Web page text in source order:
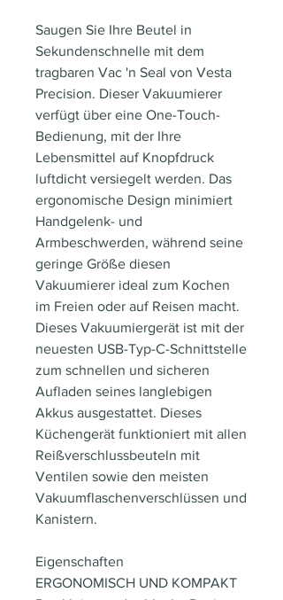
Saugen Sie Ihre Beutel in
Sekundenschnelle mit dem
tragbaren Vac 'n Seal von Vesta
Precision. Dieser Vakuumierer
verfügt über eine One-Touch-
Bedienung, mit der Ihre
Lebensmittel auf Knopfdruck
luftdicht versiegelt werden. Das
ergonomische Design minimiert
Handgelenk- und
Armbeschwerden, während seine
geringe Größe diesen
Vakuumierer ideal zum Kochen
im Freien oder auf Reisen macht.
Dieses Vakuumiergerät ist mit der
neuesten USB-Typ-C-Schnittstelle
zum schnellen und sicheren
Aufladen seines langlebigen
Akkus ausgestattet. Dieses
Küchengerät funktioniert mit allen
Reißverschlussbeuteln mit
Ventilen sowie den meisten
Vakuumflaschenverschlüssen und
Kanistern.
Eigenschaften
ERGONOMISCH UND KOMPAKT